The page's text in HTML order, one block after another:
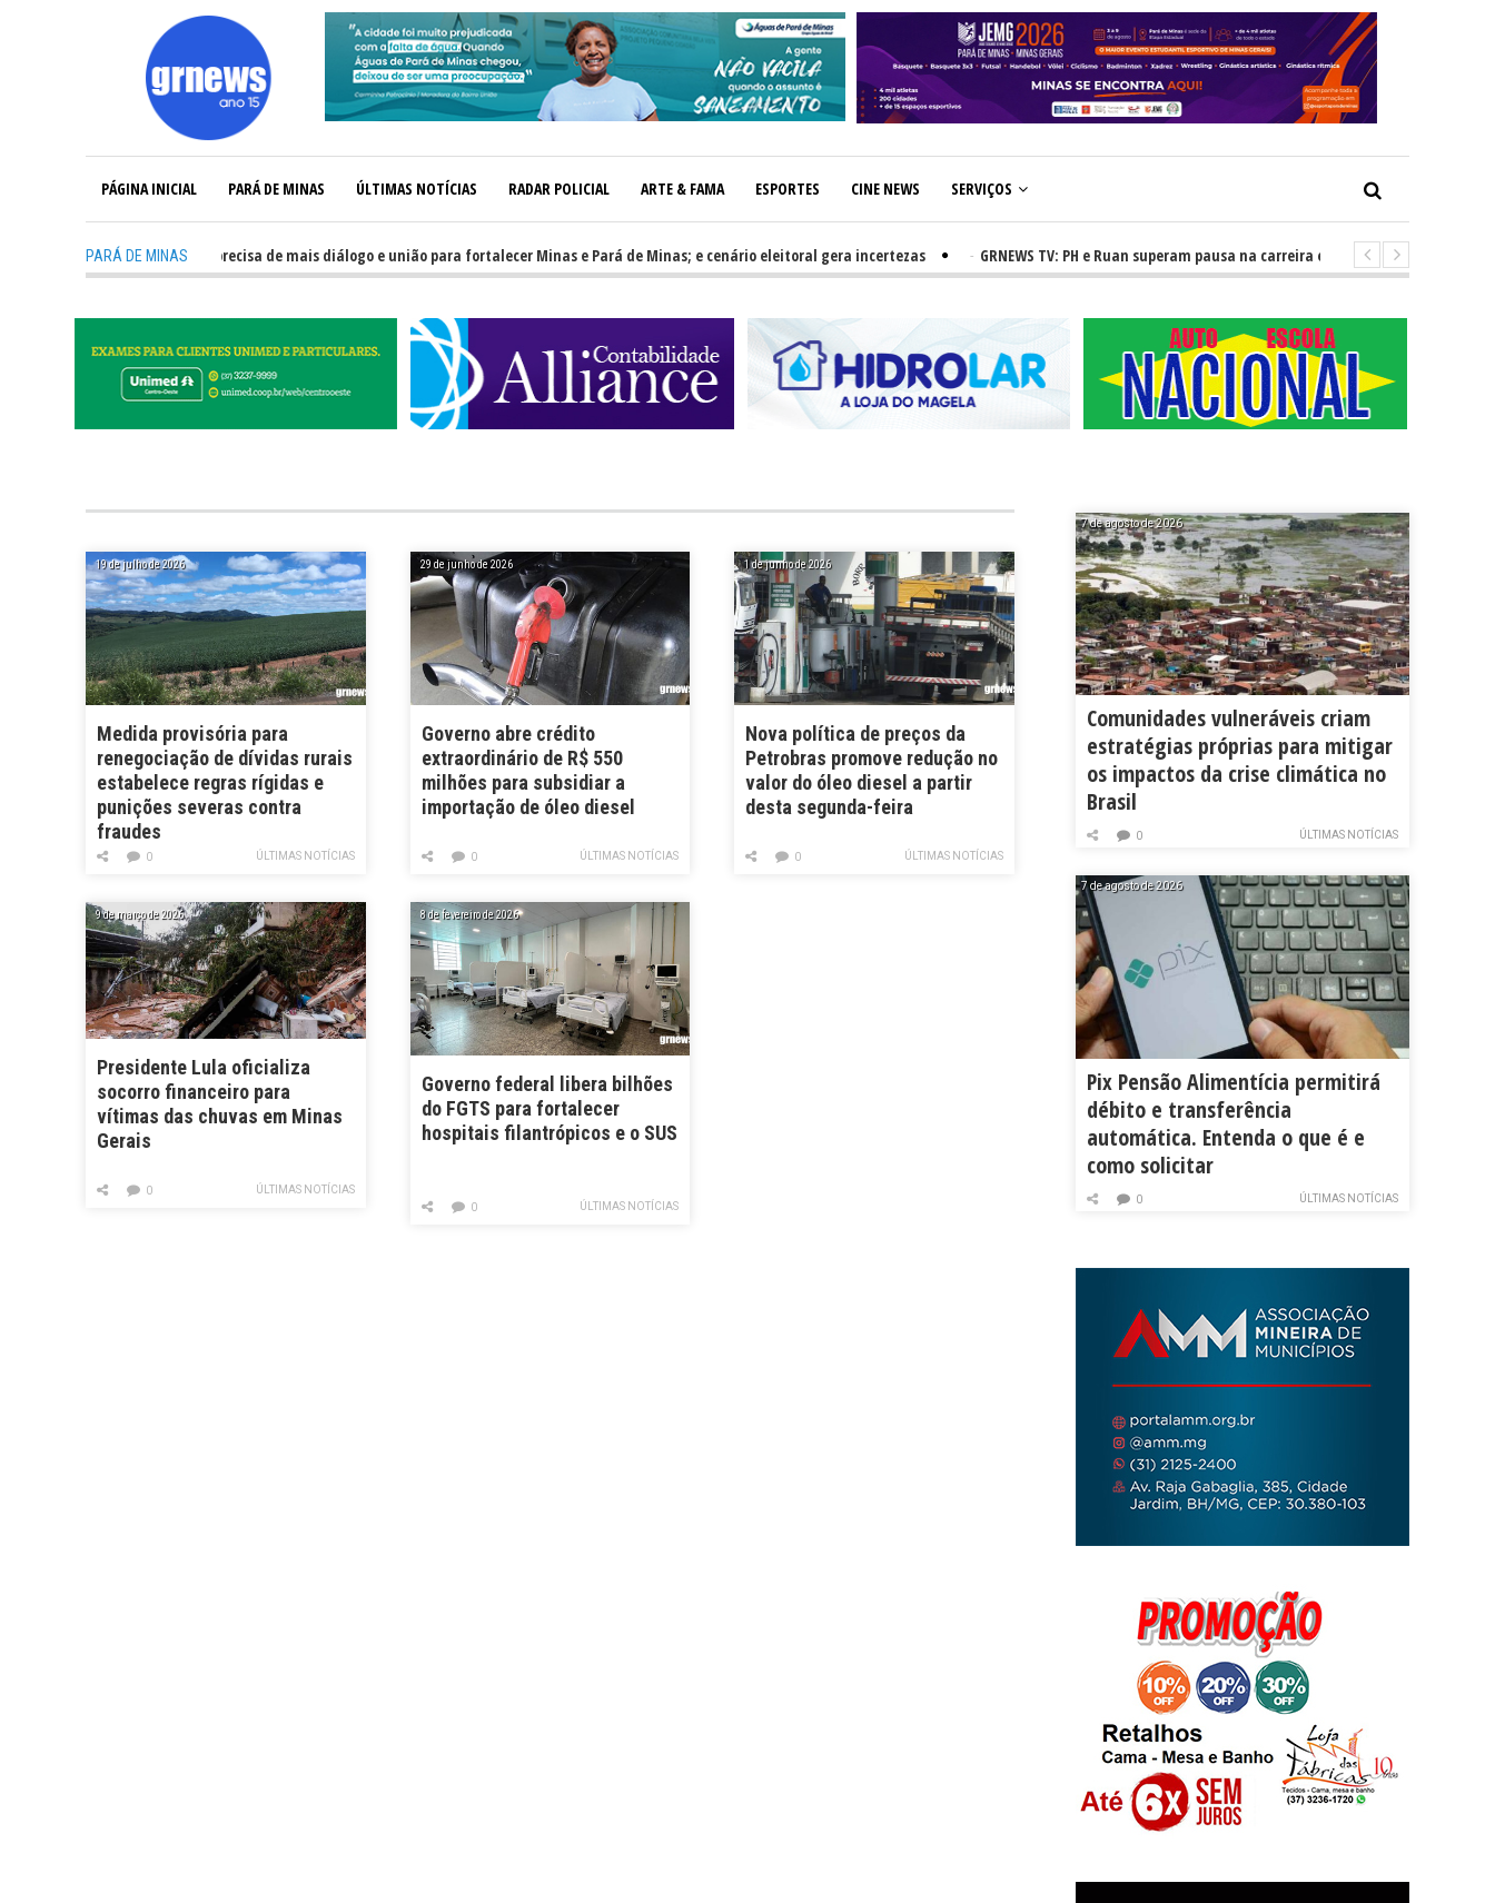
PÁGINA INICIAL PARÁ DE MINAS ÚLTIMAS NOTÍCIAS RADAR POLICIAL ARTE & FAMA ESPORTES CINE NEWS SERVIÇOS
PARÁ DE MINAS
GRNEWS TV: Política precisa de mais diálogo e união para fortalecer Minas e Pará de Minas; e cenário eleitoral gera incertezas GRNEWS TV: PH e Ruan superam pausa na carreira e vivem ascensão no cenário
19 de julho de 2026
Medida provisória para
renegociação de dívidas rurais
estabelece regras rígidas e
punições severas contra
fraudes
ÚLTIMAS NOTÍCIAS
0
29 de junho de 2026
Governo abre crédito
extraordinário de R$ 550
milhões para subsidiar a
importação de óleo diesel
ÚLTIMAS NOTÍCIAS
0
1 de junho de 2026
Nova política de preços da
Petrobras promove redução no
valor do óleo diesel a partir
desta segunda-feira
ÚLTIMAS NOTÍCIAS
0
9 de março de 2026
Presidente Lula oficializa
socorro financeiro para
vítimas das chuvas em Minas
Gerais
ÚLTIMAS NOTÍCIAS
0
8 de fevereiro de 2026
Governo federal libera bilhões
do FGTS para fortalecer
hospitais filantrópicos e o SUS
ÚLTIMAS NOTÍCIAS
0
7 de agosto de 2026
Comunidades vulneráveis criam
estratégias próprias para mitigar
os impactos da crise climática no
Brasil
ÚLTIMAS NOTÍCIAS
0
7 de agosto de 2026
Pix Pensão Alimentícia permitirá
débito e transferência
automática. Entenda o que é e
como solicitar
ÚLTIMAS NOTÍCIAS
0